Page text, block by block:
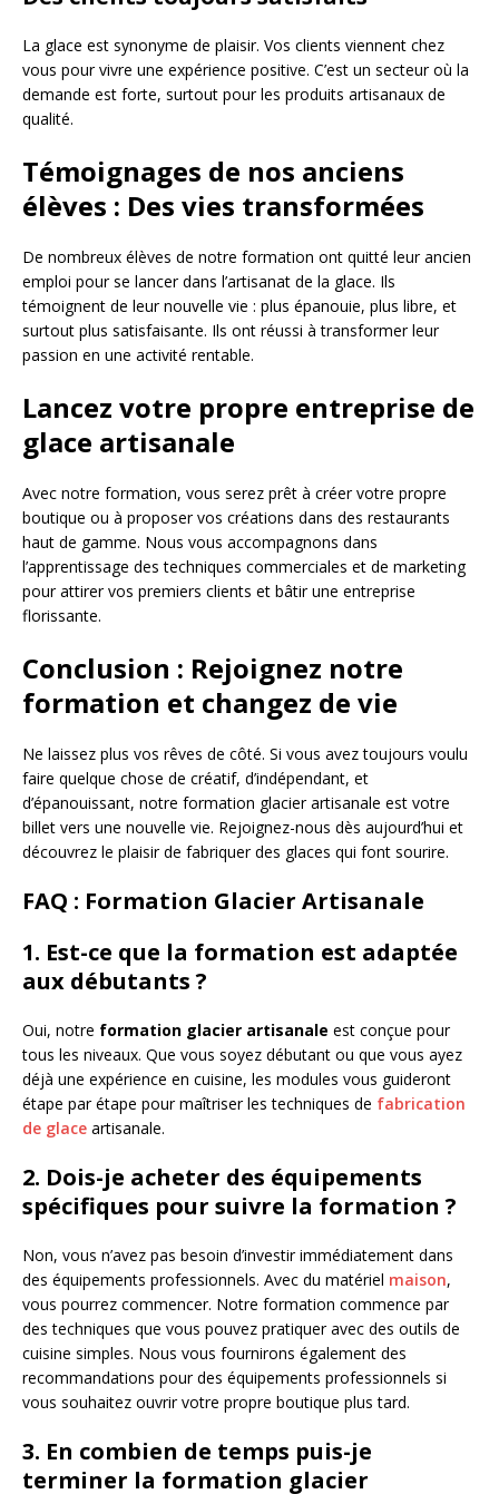
La glace est synonyme de plaisir. Vos clients viennent chez
vous pour vivre une expérience positive. C’est un secteur où la
demande est forte, surtout pour les produits artisanaux de
qualité.
Témoignages de nos anciens
élèves : Des vies transformées
De nombreux élèves de notre formation ont quitté leur ancien
emploi pour se lancer dans l’artisanat de la glace. Ils
témoignent de leur nouvelle vie : plus épanouie, plus libre, et
surtout plus satisfaisante. Ils ont réussi à transformer leur
passion en une activité rentable.
Lancez votre propre entreprise de
glace artisanale
Avec notre formation, vous serez prêt à créer votre propre
boutique ou à proposer vos créations dans des restaurants
haut de gamme. Nous vous accompagnons dans
l’apprentissage des techniques commerciales et de marketing
pour attirer vos premiers clients et bâtir une entreprise
florissante.
Conclusion : Rejoignez notre
formation et changez de vie
Ne laissez plus vos rêves de côté. Si vous avez toujours voulu
faire quelque chose de créatif, d’indépendant, et
d’épanouissant, notre formation glacier artisanale est votre
billet vers une nouvelle vie. Rejoignez-nous dès aujourd’hui et
découvrez le plaisir de fabriquer des glaces qui font sourire.
FAQ : Formation Glacier Artisanale
1. Est-ce que la formation est adaptée
aux débutants ?
Oui, notre formation glacier artisanale est conçue pour
tous les niveaux. Que vous soyez débutant ou que vous ayez
déjà une expérience en cuisine, les modules vous guideront
étape par étape pour maîtriser les techniques de fabrication
de glace artisanale.
2. Dois-je acheter des équipements
spécifiques pour suivre la formation ?
Non, vous n’avez pas besoin d’investir immédiatement dans
des équipements professionnels. Avec du matériel maison,
vous pourrez commencer. Notre formation commence par
des techniques que vous pouvez pratiquer avec des outils de
cuisine simples. Nous vous fournirons également des
recommandations pour des équipements professionnels si
vous souhaitez ouvrir votre propre boutique plus tard.
3. En combien de temps puis-je
terminer la formation glacier